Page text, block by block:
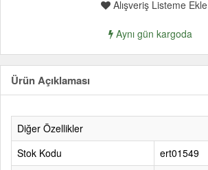
Alışveriş Listeme Ekle
Aynı gün kargoda
Ürün Açıklaması
Diğer Özellikler
Stok Kodu
ert01549